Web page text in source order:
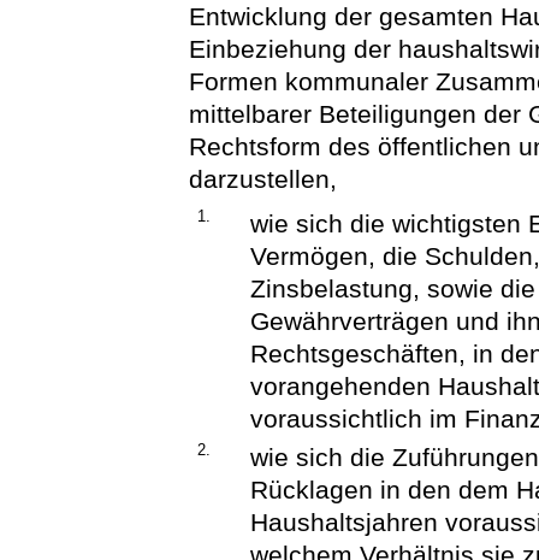
Entwicklung der gesamten
Einbeziehung der
Formen kommunaler
mittelbarer Beteiligungen der
Rechtsform des öffentlichen
darzustellen,
1.
wie sich die wichtigsten
Vermögen, die
Zinsbelastung, sowie
Gewährverträgen und
Rechtsgeschäften, in
vorangehenden
voraussichtlich im
2.
wie sich die
Rücklagen in den dem
Haushaltsjahren